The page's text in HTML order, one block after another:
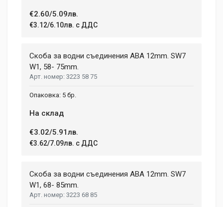
€2.60/5.09лв.
€3.12/6.10лв. с ДДС
Скоба за водни съединения ABA 12mm. SW7
W1, 58- 75mm.
3223 58 75
5 бр.
На склад
€3.02/5.91лв.
€3.62/7.09лв. с ДДС
Скоба за водни съединения ABA 12mm. SW7
W1, 68- 85mm.
3223 68 85